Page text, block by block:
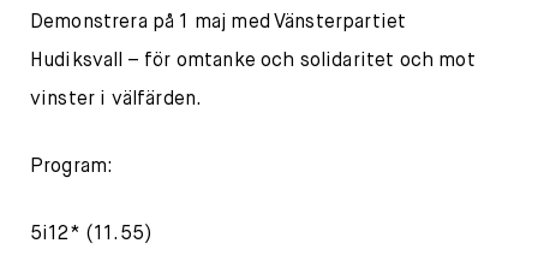
Demonstrera på 1 maj med Vänsterpartiet
Hudiksvall – för omtanke och solidaritet och mot
vinster i välfärden.
Program:
5i12* (11.55)